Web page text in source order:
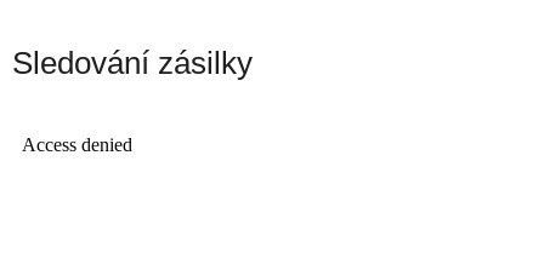
Sledování zásilky